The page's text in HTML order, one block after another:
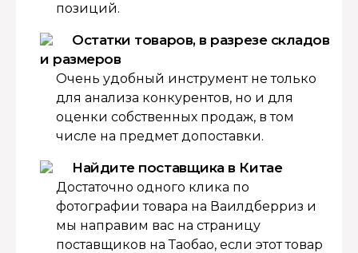
позиций.
Остатки товаров, в разрезе складов
и размеров
Очень удобный инструмент не только
для анализа конкурентов, но и для
оценки собственных продаж, в том
числе на предмет допоставки.
Найдите поставщика в Китае
Достаточно одного клика по
фотографии товара на Ваилдберриз и
мы направим вас на страницу
поставщиков на Таобао, если этот товар